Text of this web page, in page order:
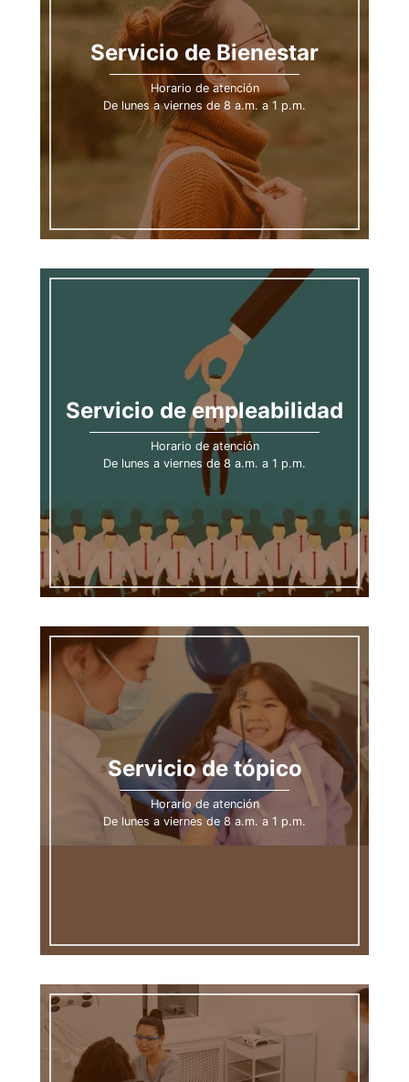
Servicio de Bienestar
Horario de atención
De lunes a viernes de 8 a.m. a 1 p.m.
Servicio de empleabilidad
Horario de atención
De lunes a viernes de 8 a.m. a 1 p.m.
Servicio de tópico
Horario de atención
De lunes a viernes de 8 a.m. a 1 p.m.